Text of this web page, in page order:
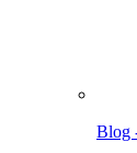
Blog